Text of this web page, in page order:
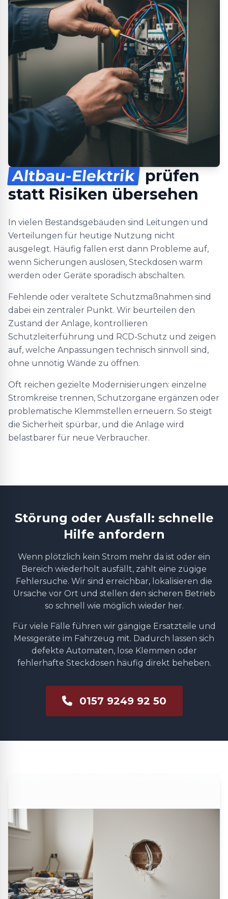
Altbau-Elektrik prüfen
statt Risiken übersehen
In vielen Bestandsgebäuden sind Leitungen und
Verteilungen für heutige Nutzung nicht
ausgelegt. Häufig fallen erst dann Probleme auf,
wenn Sicherungen auslösen, Steckdosen warm
werden oder Geräte sporadisch abschalten.
Fehlende oder veraltete Schutzmaßnahmen sind
dabei ein zentraler Punkt. Wir beurteilen den
Zustand der Anlage, kontrollieren
Schutzleiterführung und RCD-Schutz und zeigen
auf, welche Anpassungen technisch sinnvoll sind,
ohne unnötig Wände zu öffnen.
Oft reichen gezielte Modernisierungen: einzelne
Stromkreise trennen, Schutzorgane ergänzen oder
problematische Klemmstellen erneuern. So steigt
die Sicherheit spürbar, und die Anlage wird
belastbarer für neue Verbraucher.
Störung oder Ausfall: schnelle
Hilfe anfordern
Wenn plötzlich kein Strom mehr da ist oder ein
Bereich wiederholt ausfällt, zählt eine zügige
Fehlersuche. Wir sind erreichbar, lokalisieren die
Ursache vor Ort und stellen den sicheren Betrieb
so schnell wie möglich wieder her.
Für viele Fälle führen wir gängige Ersatzteile und
Messgeräte im Fahrzeug mit. Dadurch lassen sich
defekte Automaten, lose Klemmen oder
fehlerhafte Steckdosen häufig direkt beheben.
0157 9249 92 50